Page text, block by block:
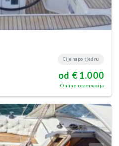
Cijena po tjednu
od € 1.000
Online rezervacija